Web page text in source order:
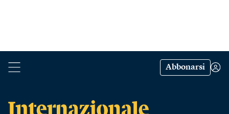
Abbonarsi